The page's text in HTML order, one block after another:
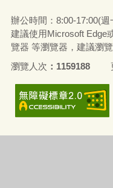
辦公時間：8:00-17:00(週
建議使用Microsoft Edge
覽器 等瀏覽器，建議瀏
瀏覽人次
1159188